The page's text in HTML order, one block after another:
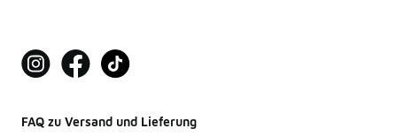
FAQ zu Versand und Lieferung